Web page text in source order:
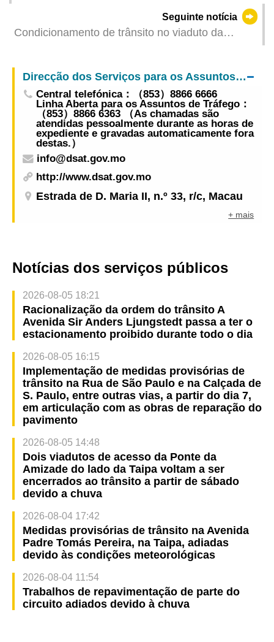
do Lago Sai Van durante o fim-de-semana para a
2.ª Volta do Campeonato de Corrida de Longa
Distância
Seguinte notícia
Condicionamento de trânsito no viaduto da
Direcção dos Serviços para os Assuntos de Tráfego
Central telefónica：（853）8866 6666
Linha Aberta para os Assuntos de Tráfego：
（853）8866 6363 （As chamadas são
atendidas pessoalmente durante as horas de
expediente e gravadas automaticamente fora
destas.）
info@dsat.gov.mo
http://www.dsat.gov.mo
Estrada de D. Maria II, n.º 33, r/c, Macau
+ mais
Notícias dos serviços públicos
2026-08-05 18:21
Racionalização da ordem do trânsito A
Avenida Sir Anders Ljungstedt passa a ter o
estacionamento proibido durante todo o dia
2026-08-05 16:15
Implementação de medidas provisórias de
trânsito na Rua de São Paulo e na Calçada de
S. Paulo, entre outras vias, a partir do dia 7,
em articulação com as obras de reparação do
pavimento
2026-08-05 14:48
Dois viadutos de acesso da Ponte da
Amizade do lado da Taipa voltam a ser
encerrados ao trânsito a partir de sábado
devido a chuva
2026-08-04 17:42
Medidas provisórias de trânsito na Avenida
Padre Tomás Pereira, na Taipa, adiadas
devido às condições meteorológicas
2026-08-04 11:54
Trabalhos de repavimentação de parte do
circuito adiados devido à chuva